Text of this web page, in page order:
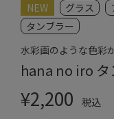
NEW グラス
タンブラー
水彩画のような色彩
hana no iro タ
¥2,200
税込